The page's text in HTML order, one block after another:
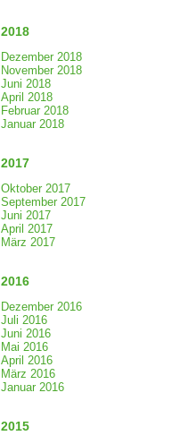
2018
Dezember 2018
November 2018
Juni 2018
April 2018
Februar 2018
Januar 2018
2017
Oktober 2017
September 2017
Juni 2017
April 2017
März 2017
2016
Dezember 2016
Juli 2016
Juni 2016
Mai 2016
April 2016
März 2016
Januar 2016
2015